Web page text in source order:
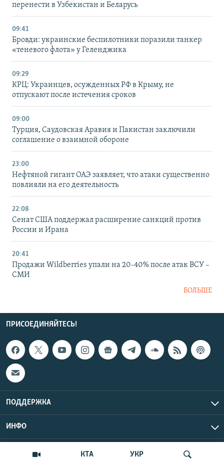
КТА УКР
перенести в Узбекистан и Беларусь
09:41
Бровди: украинские беспилотники поразили танкер
«теневого флота» у Геленджика
09:29
КРЦ: Украинцев, осужденных РФ в Крыму, не
отпускают после истечения сроков
09:00
Турция, Саудовская Аравия и Пакистан заключили
соглашение о взаимной обороне
23:00
Нефтяной гигант ОАЭ заявляет, что атаки существенно
повлияли на его деятельность
22:08
Сенат США поддержал расширение санкций против
России и Ирана
20:41
Продажи Wildberries упали на 20-40% после атак ВСУ –
СМИ
БОЛЬШЕ
ПРИСОЕДИНЯЙТЕСЬ!
ПОДДЕРЖКА
ИНФО
Copyright Крым.Реалии, 2026 | Все права защищены.
UTC+3